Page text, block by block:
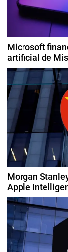
Microsoft
artificial de
Morgan
Apple